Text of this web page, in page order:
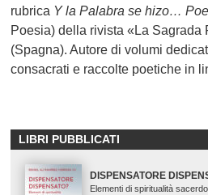
rubrica Y la Palabra se hizo…
Poesia) della rivista «La Sagrada
(Spagna). Autore di volumi
consacrati e raccolte poetiche in
LIBRI PUBBLICATI
DISPENSATORE
Elementi di spiritualità